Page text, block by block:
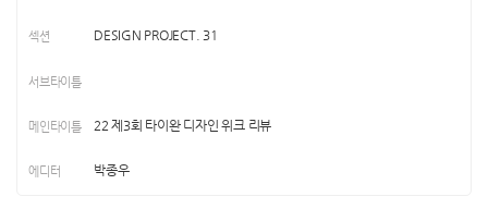
DESIGN PROJECT. 31
22 제3회 타이완 디자인 위크 리뷰
박종우